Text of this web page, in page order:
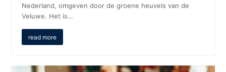
Nederland, omgeven door de groene heuvels van de
Veluwe. Het is…
read more